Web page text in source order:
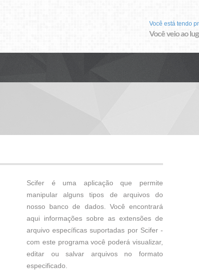
Você está tendo
Você veio ao
Scifer é uma aplicação que permite
manipular alguns tipos de arquivos do
nosso banco de dados. Você encontrará
aqui informações sobre as extensões de
arquivo específicas suportadas por Scifer -
com este programa você poderá visualizar,
editar ou salvar arquivos no formato
especificado.